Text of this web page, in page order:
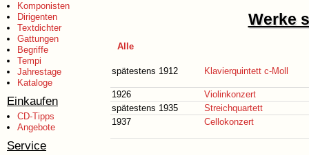
Komponisten
Dirigenten
Textdichter
Gattungen
Begriffe
Tempi
Jahrestage
Kataloge
Einkaufen
CD-Tipps
Angebote
Service
Werke
Alle
spätestens 1912 Klavierquintett c-Moll
1926
Violinkonzert
spätestens 1935
Streichquartett
1937
Cellokonzert